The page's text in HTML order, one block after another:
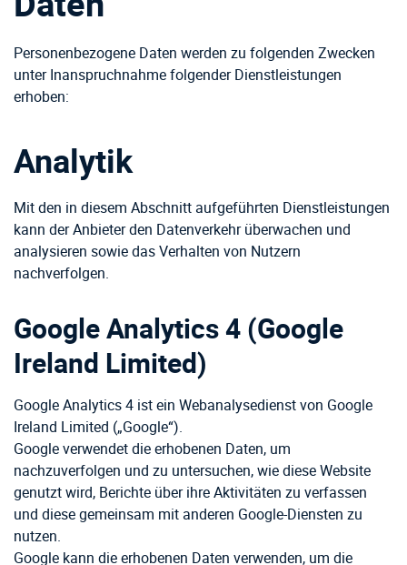
Personenbezogene Daten werden zu folgenden Zwecken
unter Inanspruchnahme folgender Dienstleistungen
erhoben:
Analytik
Mit den in diesem Abschnitt aufgeführten Dienstleistungen
kann der Anbieter den Datenverkehr überwachen und
analysieren sowie das Verhalten von Nutzern
nachverfolgen.
Google Analytics 4 (Google
Ireland Limited)
Google Analytics 4 ist ein Webanalysedienst von Google
Ireland Limited („Google“).
Google verwendet die erhobenen Daten, um
nachzuverfolgen und zu untersuchen, wie diese Website
genutzt wird, Berichte über ihre Aktivitäten zu verfassen
und diese gemeinsam mit anderen Google-Diensten zu
nutzen.
Google kann die erhobenen Daten verwenden, um die